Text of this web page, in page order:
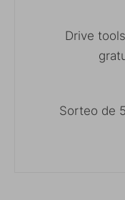
Drive
Sorteo de